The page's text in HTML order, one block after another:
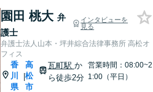
園田 桃大 弁
護士
インタビューを
見る
弁護士法人山本・坪井綜合法律事務所 高松オ
フィス
香
川
県
|
高
松
市
瓦町駅 か
ら徒歩2分
営業時間：08:00~2
1:00（平日）